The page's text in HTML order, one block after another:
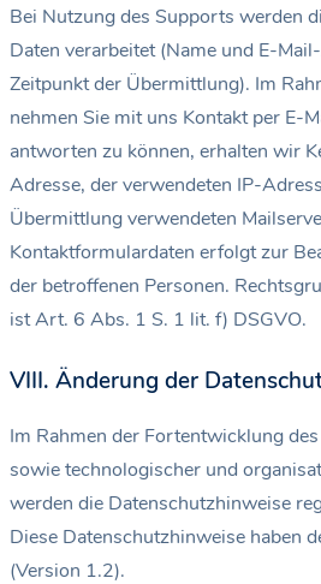
Bei Nutzung des Supports werden
Daten verarbeitet (Name und E-
Zeitpunkt der Übermittlung). Im
nehmen Sie mit uns Kontakt per E-
antworten zu können, erhalten wir
Adresse, der verwendeten IP-
Übermittlung verwendeten
Kontaktformulardaten erfolgt zur
der betroffenen Personen.
ist Art. 6 Abs. 1 S. 1 lit. f) DSGVO.
VIII. Änderung der
Im Rahmen der Fortentwicklung
sowie technologischer und
werden die Datenschutzhinweise
Diese Datenschutzhinweise haben
(Version 1.2).